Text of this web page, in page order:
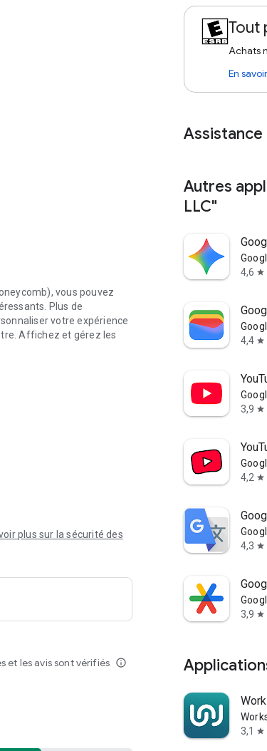
vous pouvez
Plus de
votre expérience
Affichez et gérez les
plus sur la sécurité des
et les avis sont vérifiés info_outline
Tout
Achats
En
Assistance
Autres
LLC"
4,6 star
4,4 star
3,9 star
4,2 star
4,3 star
3,9 star
3,1
star